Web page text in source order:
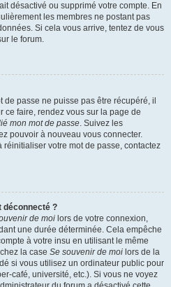
désactivé ou supprimé votre compte. En
les membres ne postant pas
Si cela vous arrive, tentez de vous
le forum.
de passe ne puisse pas être récupéré, il
ce faire, rendez vous sur la page de
mon mot de passe. Suivez les
pouvoir à nouveau vous connecter.
votre mot de passe, contactez
déconnecté ?
de moi lors de votre connexion,
une durée déterminée. Cela empêche
à votre insu en utilisant le même
la case Se souvenir de moi lors de la
si vous utilisez un ordinateur public pour
café, université, etc.). Si vous ne voyez